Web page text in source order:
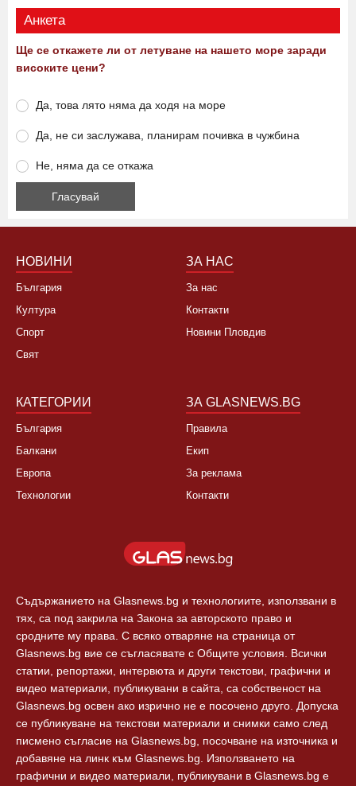
Анкета
Ще се откажете ли от летуване на нашето море заради
високите цени?
Да, това лято няма да ходя на море
Да, не си заслужава, планирам почивка в чужбина
Не, няма да се откажа
НОВИНИ
България
Култура
Спорт
Свят
ЗА НАС
За нас
Контакти
Новини Пловдив
КАТЕГОРИИ
България
Балкани
Европа
Технологии
ЗА GLASNEWS.BG
Правила
Екип
За реклама
Контакти
Съдържанието на Glasnews.bg и технологиите, използвани в
тях, са под закрила на Закона за авторското право и
сродните му права. С всяко отваряне на страница от
Glasnews.bg вие се съгласявате с Общите условия. Всички
статии, репортажи, интервюта и други текстови, графични и
видео материали, публикувани в сайта, са собственост на
Glasnews.bg освен ако изрично не е посочено друго. Допуска
се публикуване на текстови материали и снимки само след
писмено съгласие на Glasnews.bg, посочване на източника и
добавяне на линк към Glasnews.bg. Използването на
графични и видео материали, публикувани в Glasnews.bg е